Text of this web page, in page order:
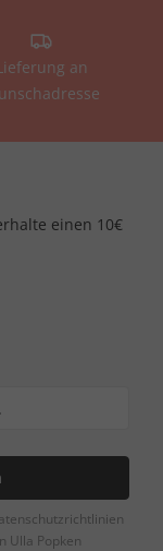
an
einen 10€
Ulla Popken